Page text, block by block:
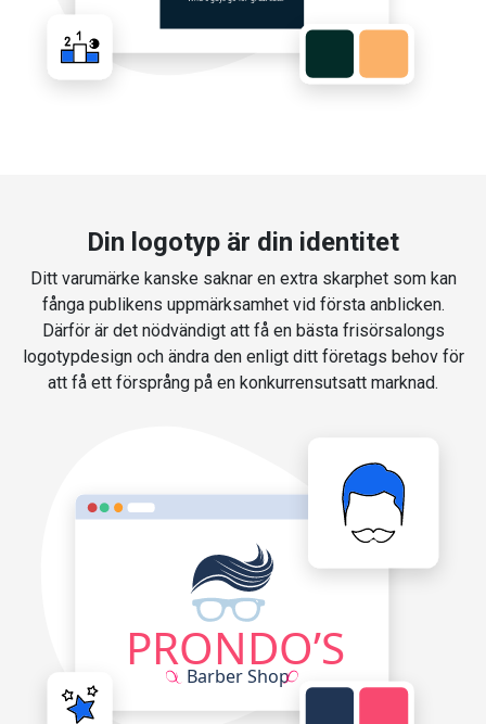
Din logotyp är din identitet
Ditt varumärke kanske saknar en extra skarphet som kan
fånga publikens uppmärksamhet vid första anblicken.
Därför är det nödvändigt att få en bästa frisörsalongs
logotypdesign och ändra den enligt ditt företags behov för
att få ett försprång på en konkurrensutsatt marknad.